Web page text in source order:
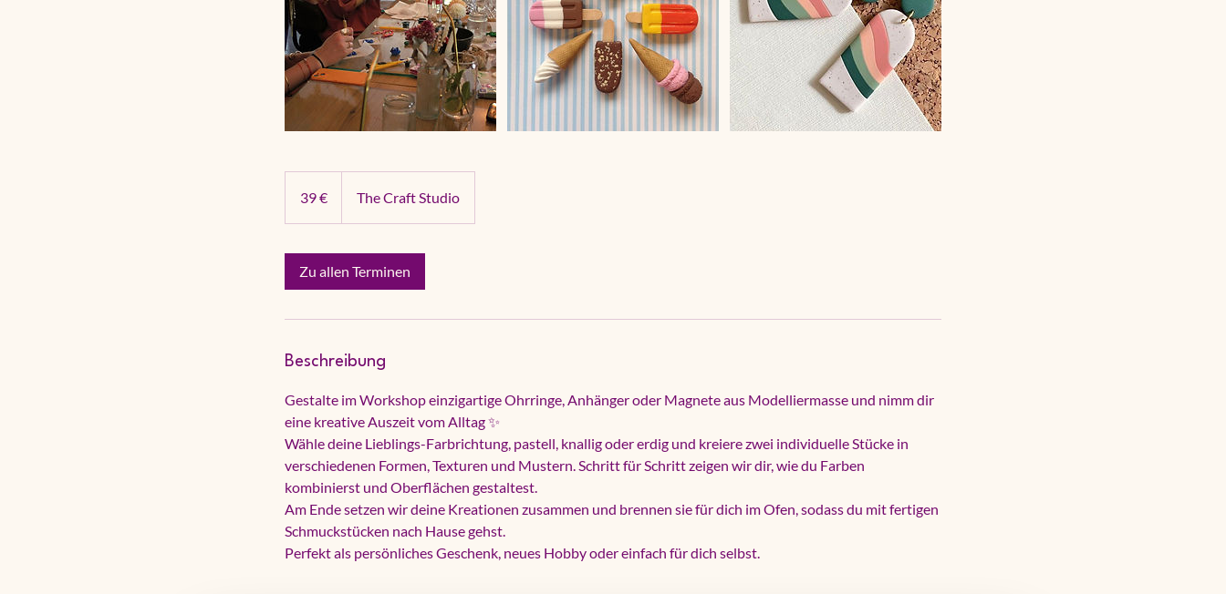
39 € The Craft Studio
Zu allen Terminen
Beschreibung
Gestalte im Workshop einzigartige Ohrringe, Anhänger oder Magnete aus Modelliermasse und nimm dir
eine kreative Auszeit vom Alltag ✨
Wähle deine Lieblings-Farbrichtung, pastell, knallig oder erdig und kreiere zwei individuelle Stücke in
verschiedenen Formen, Texturen und Mustern. Schritt für Schritt zeigen wir dir, wie du Farben
kombinierst und Oberflächen gestaltest.
Am Ende setzen wir deine Kreationen zusammen und brennen sie für dich im Ofen, sodass du mit fertigen
Schmuckstücken nach Hause gehst.
Perfekt als persönliches Geschenk, neues Hobby oder einfach für dich selbst.